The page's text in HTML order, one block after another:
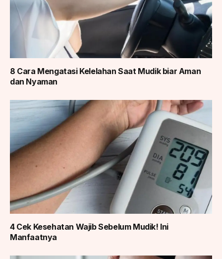
8 Cara Mengatasi Kelelahan Saat Mudik biar Aman
dan Nyaman
4 Cek Kesehatan Wajib Sebelum Mudik! Ini
Manfaatnya